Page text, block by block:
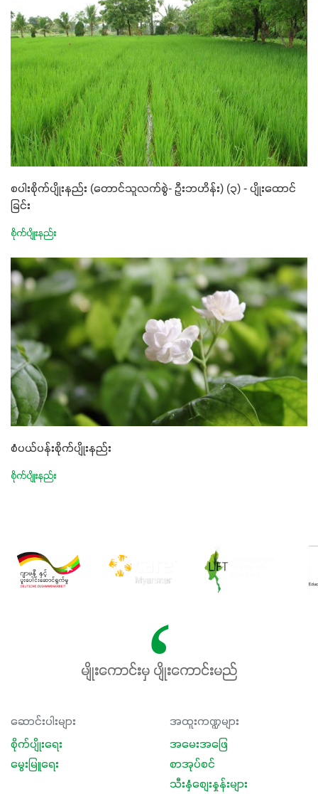
စပါးစိုက်ပျိုးနည်း (တောင်သူလက်စွဲ- ဦးဘဟိန်း) (၃) - ပျိုးထောင်
ခြင်း
စိုက်ပျိုးနည်း
စံပယ်ပန်းစိုက်ပျိုးနည်း
စိုက်ပျိုးနည်း
မျိုးကောင်းမှ ပျိုးကောင်းမည်
ဆောင်းပါးများ
စိုက်ပျိုးရေး
မွေးမြူရေး
အထူးကဏ္ဍများ
အမေးအဖြေ
စာအုပ်စင်
သီးနှံစျေးနှုန်းများ